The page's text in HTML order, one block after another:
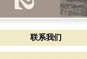
联系我们